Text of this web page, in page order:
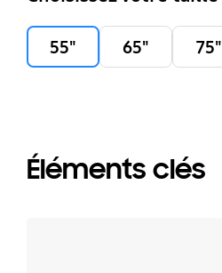
55" 65" 75"
Éléments clés